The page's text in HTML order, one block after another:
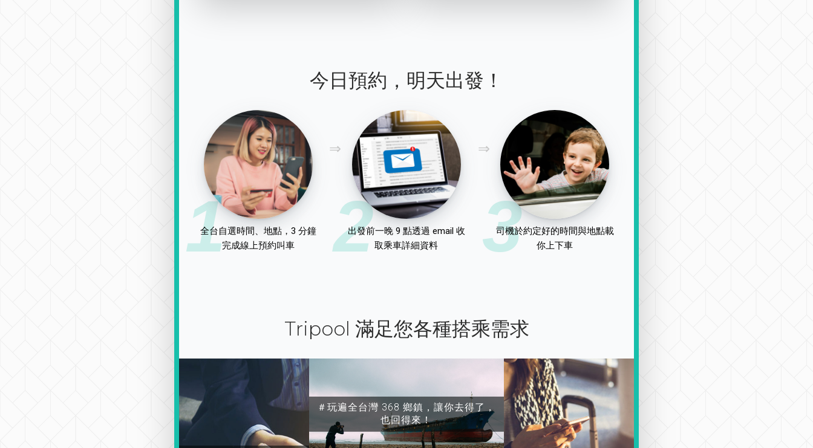
今日預約，明天出發！
1
全台自選時間、地點，3 分鐘
完成線上預約叫車
2
出發前一晚 9 點透過 email 收
取乘車詳細資料
3
司機於約定好的時間與地點載
你上下車
Tripool 滿足您各種搭乘需求
＃玩遍全台灣 368 鄉鎮，讓你去得了，
也回得來！